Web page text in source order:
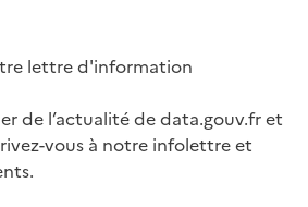
lettre d'information
de l’actualité de data.gouv.fr et
vous à notre infolettre et